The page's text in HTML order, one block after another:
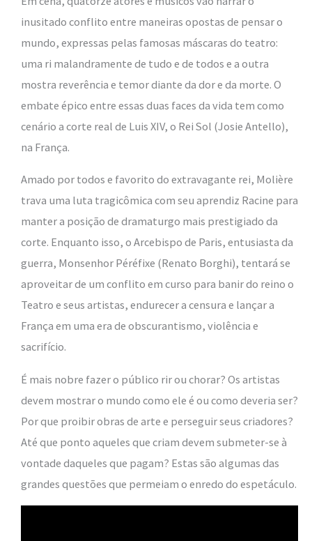
inusitado conflito entre maneiras opostas de pensar o
mundo, expressas pelas famosas máscaras do teatro:
uma ri malandramente de tudo e de todos e a outra
mostra reverência e temor diante da dor e da morte. O
embate épico entre essas duas faces da vida tem como
cenário a corte real de Luis XIV, o Rei Sol (Josie Antello),
na França.
Amado por todos e favorito do extravagante rei, Molière
trava uma luta tragicômica com seu aprendiz Racine para
manter a posição de dramaturgo mais prestigiado da
corte. Enquanto isso, o Arcebispo de Paris, entusiasta da
guerra, Monsenhor Péréfixe (Renato Borghi), tentará se
aproveitar de um conflito em curso para banir do reino o
Teatro e seus artistas, endurecer a censura e lançar a
França em uma era de obscurantismo, violência e
sacrifício.
É mais nobre fazer o público rir ou chorar? Os artistas
devem mostrar o mundo como ele é ou como deveria ser?
Por que proibir obras de arte e perseguir seus criadores?
Até que ponto aqueles que criam devem submeter-se à
vontade daqueles que pagam? Estas são algumas das
grandes questões que permeiam o enredo do espetáculo.